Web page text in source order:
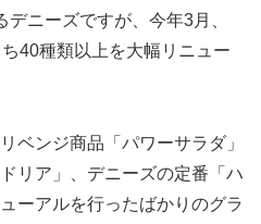
ニーズですが、今年3月、
40種類以上を大幅リニュー
ベンジ商品「パワーサラダ」
リア」、デニーズの定番「ハ
ーアルを行ったばかりのグラ